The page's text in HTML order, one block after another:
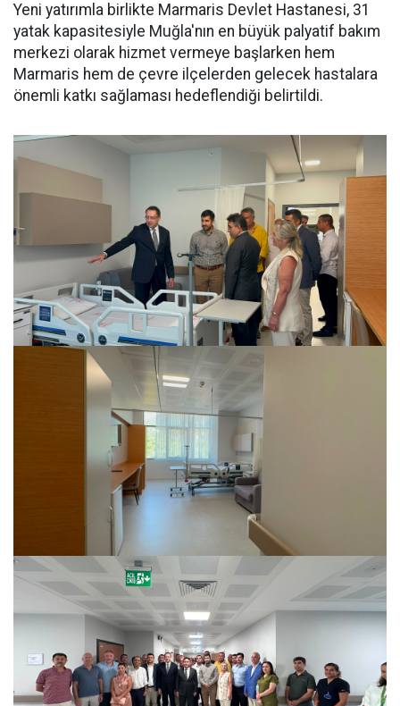
Yeni yatırımla birlikte Marmaris Devlet Hastanesi, 31
yatak kapasitesiyle Muğla'nın en büyük palyatif bakım
merkezi olarak hizmet vermeye başlarken hem
Marmaris hem de çevre ilçelerden gelecek hastalara
önemli katkı sağlaması hedeflendiği belirtildi.